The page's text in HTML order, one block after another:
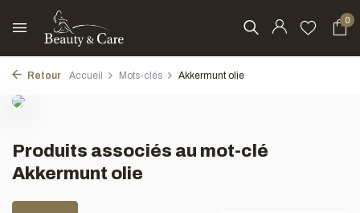
0
Retour Accueil Mots-clés Akkermunt olie
Produits associés au mot-clé
Akkermunt olie